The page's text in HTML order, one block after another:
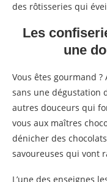
des rôtisseries qui
Les
une
Vous êtes gourmand ?
sans une dégustation
autres douceurs qui
vous aux maîtres
dénicher des
savoureuses qui vont
L’une des enseignes